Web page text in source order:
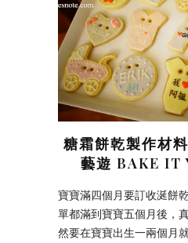
糖霜餅乾製作材
藝遊 BAKE IT
寶寶滿四個月要訂收涎餅
單都滿到寶寶五個月後，
然要在寶寶出生一兩個月